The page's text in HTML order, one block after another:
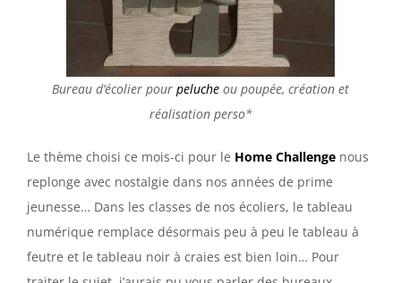
Bureau d’écolier pour peluche ou poupée, création et
réalisation perso*
Le thème choisi ce mois-ci pour le Home Challenge nous
replonge avec nostalgie dans nos années de prime
jeunesse… Dans les classes de nos écoliers, le tableau
numérique remplace désormais peu à peu le tableau à
feutre et le tableau noir à craies est bien loin… Pour